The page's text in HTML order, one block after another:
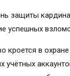
защиты
успешных
кроется в
учётных